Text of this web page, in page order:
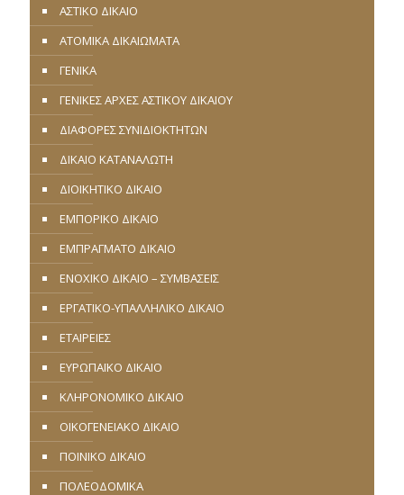
ΑΣΤΙΚΟ ΔΙΚΑΙΟ
ΑΤΟΜΙΚΑ ΔΙΚΑΙΩΜΑΤΑ
ΓΕΝΙΚΑ
ΓΕΝΙΚΕΣ ΑΡΧΕΣ ΑΣΤΙΚΟΥ ΔΙΚΑΙΟΥ
ΔΙΑΦΟΡΕΣ ΣΥΝΙΔΙΟΚΤΗΤΩΝ
ΔΙΚΑΙΟ ΚΑΤΑΝΑΛΩΤΗ
ΔΙΟΙΚΗΤΙΚΟ ΔΙΚΑΙΟ
ΕΜΠΟΡΙΚΟ ΔΙΚΑΙΟ
ΕΜΠΡΑΓΜΑΤΟ ΔΙΚΑΙΟ
ΕΝΟΧΙΚΟ ΔΙΚΑΙΟ – ΣΥΜΒΑΣΕΙΣ
ΕΡΓΑΤΙΚΟ-ΥΠΑΛΛΗΛΙΚΟ ΔΙΚΑΙΟ
ΕΤΑΙΡΕΙΕΣ
ΕΥΡΩΠΑΪΚΟ ΔΙΚΑΙΟ
ΚΛΗΡΟΝΟΜΙΚΟ ΔΙΚΑΙΟ
ΟΙΚΟΓΕΝΕΙΑΚΟ ΔΙΚΑΙΟ
ΠΟΙΝΙΚΟ ΔΙΚΑΙΟ
ΠΟΛΕΟΔΟΜΙΚΑ